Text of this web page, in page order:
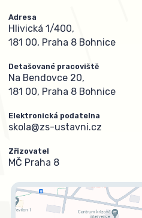
Adresa
Hlivická 1/400,
181 00, Praha 8 Bohnice
Detašované pracoviště
Na Bendovce 20,
181 00, Praha 8 Bohnice
Elektronická podatelna
skola@zs-ustavni.cz
Zřizovatel
MČ Praha 8